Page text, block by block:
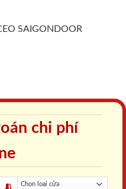
SAIGONDOOR
chi phí